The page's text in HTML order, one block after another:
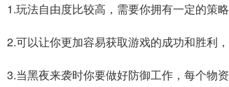
1.玩法自由度比较高，需要你拥有一定的策
2.可以让你更加容易获取游戏的成功和胜利
3.当黑夜来袭时你要做好防御工作，每个物